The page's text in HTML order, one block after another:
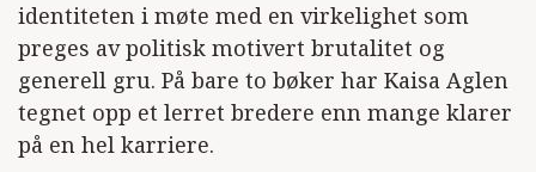
identiteten i møte med en virkelighet som
preges av politisk motivert brutalitet og
generell gru. På bare to bøker har Kaisa Aglen
tegnet opp et lerret bredere enn mange klarer
på en hel karriere.